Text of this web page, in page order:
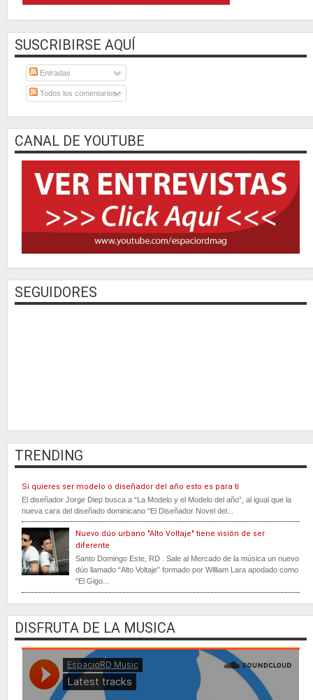
SUSCRIBIRSE AQUÍ
Entradas
Todos los comentarios
CANAL DE YOUTUBE
SEGUIDORES
TRENDING
Si quieres ser modelo o diseñador del año esto es para tí
El diseñador Jorge Diep busca a “La Modelo y el Modelo del año”, al igual que la
nueva cara del diseñado dominicano “El Diseñador Novel del...
Nuevo dúo urbano "Alto Voltaje" tiene visión de ser
diferente
Santo Domingo Este, RD . Sale al Mercado de la música un nuevo
dúo llamado “Alto Voltaje” formado por William Lara apodado como
“El Gigo...
DISFRUTA DE LA MUSICA